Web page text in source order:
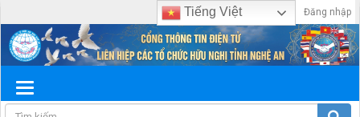
Đăng nhập
Tiếng Việt